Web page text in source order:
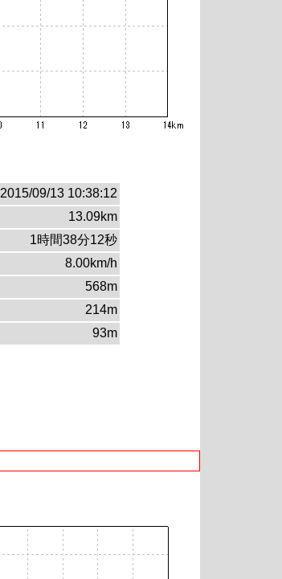
2015/09/13 10:38:12
13.09km
1時間38分12秒
8.00km/h
568m
214m
93m